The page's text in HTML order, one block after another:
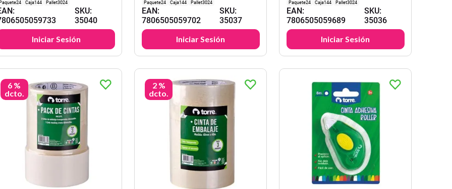
24 144 3024
:
SKU:
35040
Iniciar Sesión
24 144 3024
EAN:
7806505059702
SKU:
35037
Iniciar Sesión
24 144 3024
EAN:
7806505059689
SKU:
35036
Iniciar Sesión
6 %
dcto.
2 %
dcto.